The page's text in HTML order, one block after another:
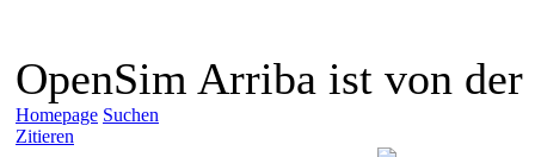
OpenSim Arriba ist von
Homepage Suchen
Zitieren